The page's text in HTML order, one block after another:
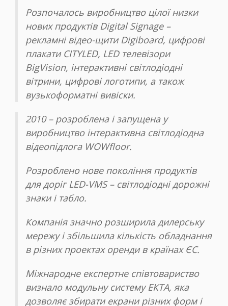
Розпочалось виробництво цілої низки
нових продуктів Digital Signage –
рекламні відео-щити Digiboard, цифрові
плакати CITYLED, LED телевізори
BigVision, інтерактивні світлодіодні
вітрини, цифрові логотипи, а також
вузькоформатні вивіски.
2010 – розроблена і запущена у
виробництво інтерактивна світлодіодна
відеопідлога WOWfloor.
Розроблено нове покоління продуктів
для доріг LED-VMS – світлодіодні дорожні
знаки і табло.
Компанія значно розширила дилерську
мережу і збільшила кількість обладнання
в різних проектах оренди в країнах ЄС.
Міжнародне експертне співтовариство
визнало модульну систему ЕКТА, яка
дозволяє збирати екрани різних форм і